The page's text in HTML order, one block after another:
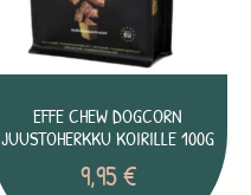
EFFE CHEW DOGCORN
JUUSTOHERKKU KOIRILLE 100G
9,95€